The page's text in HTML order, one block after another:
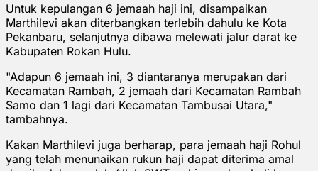
Untuk kepulangan 6 jemaah haji ini, disampaikan
Marthilevi akan diterbangkan terlebih dahulu ke Kota
Pekanbaru, selanjutnya dibawa melewati jalur darat ke
Kabupaten Rokan Hulu.
"Adapun 6 jemaah ini, 3 diantaranya merupakan dari
Kecamatan Rambah, 2 jemaah dari Kecamatan Rambah
Samo dan 1 lagi dari Kecamatan Tambusai Utara,"
tambahnya.
Kakan Marthilevi juga berharap, para jemaah haji Rohul
yang telah menunaikan rukun haji dapat diterima amal